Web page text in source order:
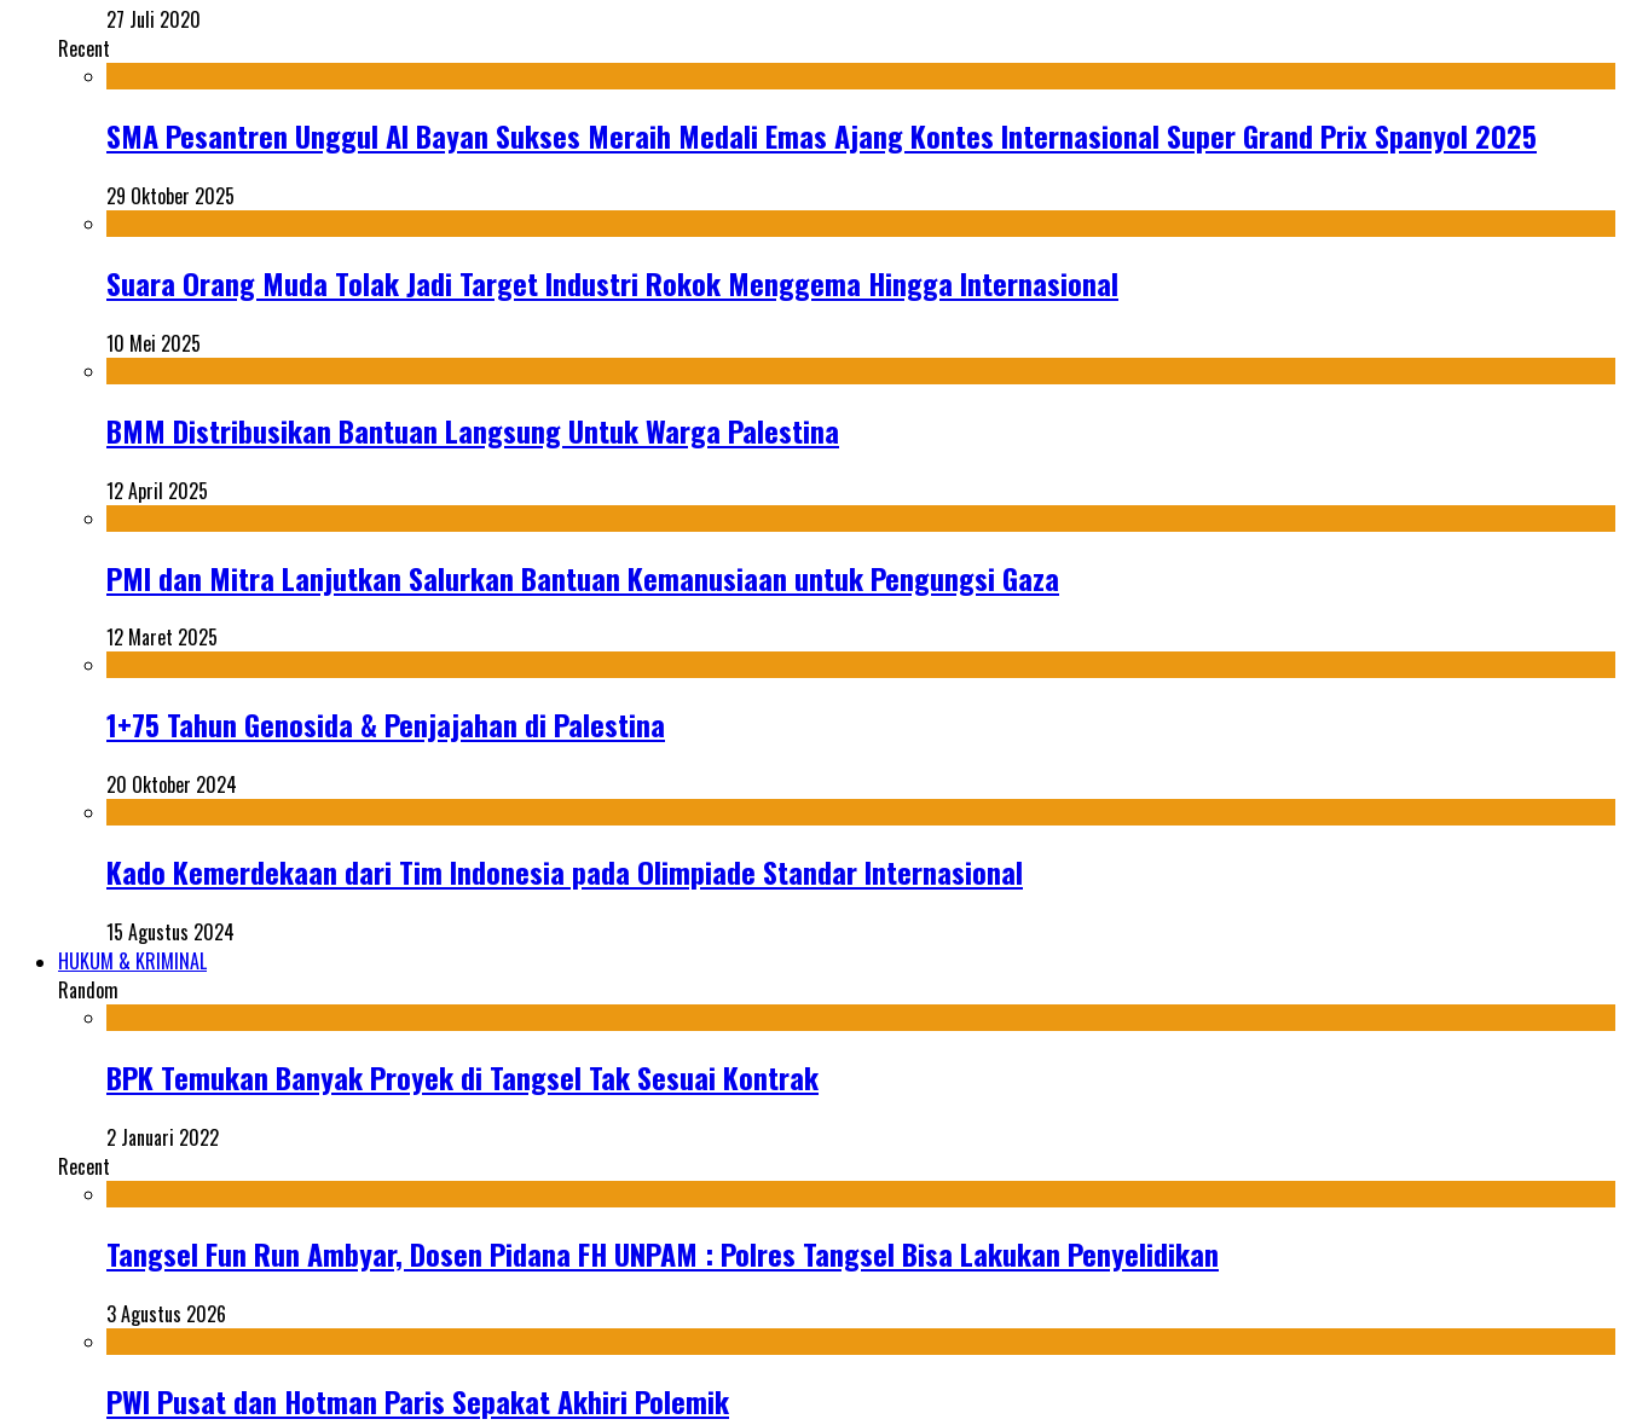
27 Juli 2020
Recent
SMA Pesantren Unggul Al Bayan Sukses Meraih Medali Emas Ajang Kontes Internasional Super Grand Prix Spanyol 2025
29 Oktober 2025
Suara Orang Muda Tolak Jadi Target Industri Rokok Menggema Hingga Internasional
10 Mei 2025
BMM Distribusikan Bantuan Langsung Untuk Warga Palestina
12 April 2025
PMI dan Mitra Lanjutkan Salurkan Bantuan Kemanusiaan untuk Pengungsi Gaza
12 Maret 2025
1+75 Tahun Genosida & Penjajahan di Palestina
20 Oktober 2024
Kado Kemerdekaan dari Tim Indonesia pada Olimpiade Standar Internasional
15 Agustus 2024
HUKUM & KRIMINAL
Random
BPK Temukan Banyak Proyek di Tangsel Tak Sesuai Kontrak
2 Januari 2022
Recent
Tangsel Fun Run Ambyar, Dosen Pidana FH UNPAM : Polres Tangsel Bisa Lakukan Penyelidikan
3 Agustus 2026
PWI Pusat dan Hotman Paris Sepakat Akhiri Polemik